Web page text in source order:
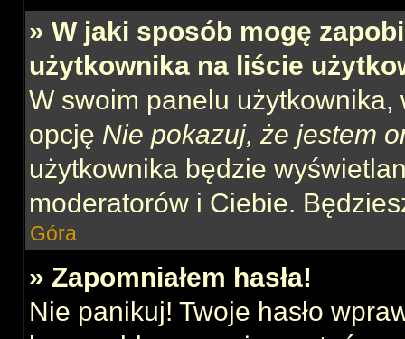
» W jaki sposób mogę
użytkownika na liście
W swoim panelu użytkownika,
opcję Nie pokazuj, że jestem
użytkownika będzie
moderatorów i Ciebie.
Góra
» Zapomniałem hasła!
Nie panikuj! Twoje hasło